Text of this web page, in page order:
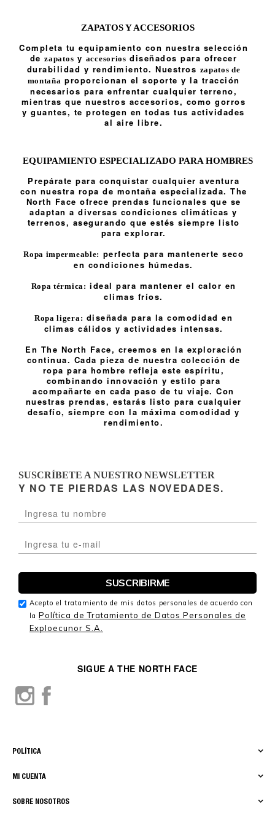
ZAPATOS Y ACCESORIOS
Completa tu equipamiento con nuestra selección
dezapatos y accesorios diseñados para ofrecer
durabilidad y rendimiento. Nuestros zapatos de
montaña proporcionan el soporte y la tracción
necesarios para enfrentar cualquier terreno,
mientras que nuestros accesorios, como gorros
y guantes, te protegen en todas tus actividades
al aire libre.
EQUIPAMIENTO ESPECIALIZADO PARA HOMBRES
Prepárate para conquistar cualquier aventura
con nuestra ropa de montaña especializada. The
North Face ofrece prendas funcionales que se
adaptan a diversas condiciones climáticas y
terrenos, asegurando que estés siempre listo
para explorar.
Ropa impermeable: perfecta para mantenerte seco
en condiciones húmedas.
Ropa térmica: ideal para mantener el calor en
climas fríos.
Ropa ligera: diseñada para la comodidad en
climas cálidos y actividades intensas.
En The North Face, creemos en la exploración
continua. Cada pieza de nuestra colección de
ropa para hombre refleja este espíritu,
combinando innovación y estilo para
acompañarte en cada paso de tu viaje. Con
nuestras prendas, estarás listo para cualquier
desafío, siempre con la máxima comodidad y
rendimiento.
SOBRE NOSOTROS
MI CUENTA
POLÍTICA
SIGUE A THE NORTH FACE
SUSCRÍBETE A NUESTRO NEWSLETTER
Y NO TE PIERDAS LAS NOVEDADES.
Acepto el tratamiento de mis datos personales de acuerdo con
la Política de Tratamiento de Datos Personales de
Exploecunor S.A.